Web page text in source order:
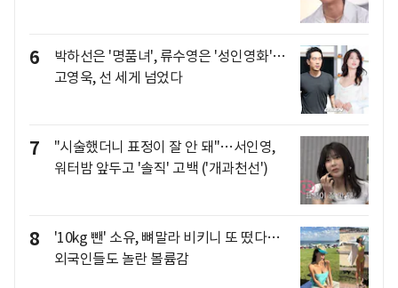
6
박하선은 '명품녀', 류수영은 '성인영화'…
고영욱, 선 세게 넘었다
7
"시술했더니 표정이 잘 안 돼"…서인영,
워터밤 앞두고 '솔직' 고백 ('개과천선')
8
'10kg 뺀' 소유, 뼈말라 비키니 또 떴다…
외국인들도 놀란 볼륨감